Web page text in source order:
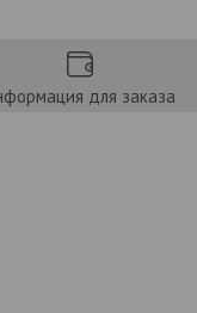
для заказа